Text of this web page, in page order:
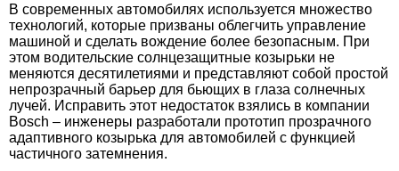
В современных автомобилях используется множество
технологий, которые призваны облегчить управление
машиной и сделать вождение более безопасным. При
этом водительские солнцезащитные козырьки не
меняются десятилетиями и представляют собой простой
непрозрачный барьер для бьющих в глаза солнечных
лучей. Исправить этот недостаток взялись в компании
Bosch – инженеры разработали прототип прозрачного
адаптивного козырька для автомобилей с функцией
частичного затемнения.